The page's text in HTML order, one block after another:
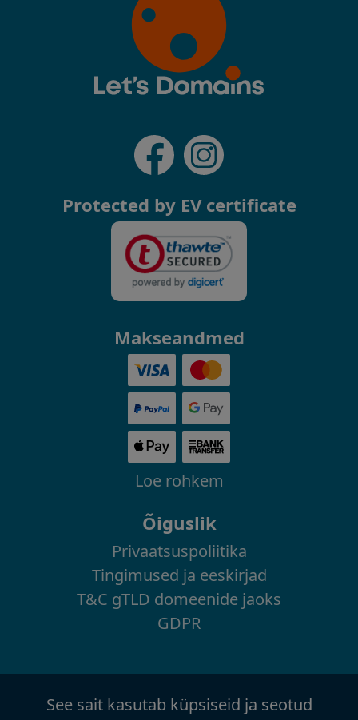
Protected by EV certificate
Makseandmed
Loe rohkem
Õiguslik
Privaatsuspoliitika
Tingimused ja eeskirjad
T&C gTLD domeenide jaoks
GDPR
See sait kasutab küpsiseid ja seotud